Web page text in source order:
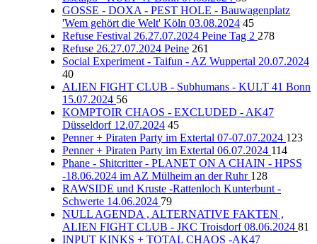
GOSSE - DOXA - PEST HOLE - Bauwagenplatz
'Wem gehört die Welt' Köln 03.08.2024 45
Refuse Festival 26.27.07.2024 Peine Tag 2 278
Refuse 26.27.07.2024 Peine 261
Social Experiment - Taifun - AZ Wuppertal 20.07.2024
40
ALIEN FIGHT CLUB - Subhumans - KULT 41 Bonn
15.07.2024 56
KOMPTOIR CHAOS - EXCLUDED - AK47
Düsseldorf 12.07.2024 45
Penner + Piraten Party im Extertal 07-07.07.2024 123
Penner + Piraten Party im Extertal 06.07.2024 114
Phane - Shitcritter - PLANET ON A CHAIN - HPSS
-18.06.2024 im AZ Mülheim an der Ruhr 128
RAWSIDE und Kruste -Rattenloch Kunterbunt -
Schwerte 14.06.2024 79
NULL AGENDA , ALTERNATIVE FAKTEN ,
ALIEN FIGHT CLUB - JKC Troisdorf 08.06.2024 81
INPUT KINKS + TOTAL CHAOS -AK47